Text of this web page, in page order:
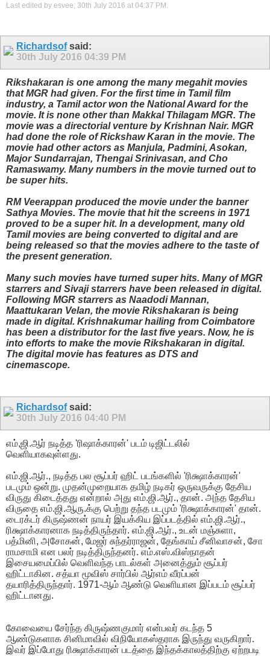
Last edited by esvee; 30th July 2016 at 04:37 PM .
Richardsofsaid:
30th July 2016 04:39 PM
Rikshakaran is one among the many megahit movies
that MGR had given. For the first time in Tamil film
industry, a Tamil actor won the National Award for the
movie. It is none other than Makkal Thilagam MGR. The
movie was a directorial venture by Krishnan Nair. MGR
had done the role of Rickshaw Karan in the movie. The
movie had other actors as Manjula, Padmini, Asokan,
Major Sundarrajan, Thengai Srinivasan, and Cho
Ramaswamy. Many numbers in the movie turned out to
be super hits.
RM Veerappan produced the movie under the banner
Sathya Movies. The movie that hit the screens in 1971
proved to be a super hit. In a development, many old
Tamil movies are being converted to digital and are
being released so that the movies adhere to the taste of
the present generation.
Many such movies have turned super hits. Many of MGR
starrers and Sivaji starrers have been released in digital.
Following MGR starrers as Naadodi Mannan,
Maattukaran Velan, the movie Rikshakaran is being
made in digital. Krishnakumar hailing from Coimbatore
has been a distributor for the last five years. Now, he is
into efforts to make the movie Rikshakaran in digital.
The digital movie has features as DTS and
cinemascope.
Richardsofsaid:
30th July 2016 04:40 PM
எம்,ஜி.ஆர் நடித்த 'ரிஷாக்காரன்' படம் டிஜிட்டலில்
வெளியாகவுள்ளது.
எம்.ஜி.ஆர்., நடித்த பல சூப்பர் ஹிட் படங்களில் 'ரிக்ஷாக்காரன்'
படமும் ஒன்று. முதன்முறையாக தமிழ் நடிகர் ஒருவருக்கு தேசிய
விருது கிடைத்தது என்றால் அது எம்.ஜி.ஆர்., தான். அந்த தேசிய
விருதை எம்.ஜி.ஆரு.க்கு பெற்று தந்த படமும் 'ரிக்ஷாக்காரன்' தான்.
டைரக்டர் கிருஷ்ணன் நாயர் இயக்கிய இப்படத்தில் எம்.ஜி.ஆர்.,
ரிக்ஷாக்காரனாக நடித்திருந்தார். எம்.ஜி.ஆர்., உடன் மஞ்சுளா,
பத்மினி, அசோகன், மேஜர் சுந்தர்ராஜன், தேங்காய் சீனிவாசன், சோ
ராமசாமி என பலர் நடித்திருந்தனர். எம்.எஸ்.விஸ்நாதன்
இசையமைப்பில் வெளிவந்த பாடல்கள் அனைத்தும் சூப்பர்
ஹிட்டாகின. சத்யா மூவிஸ் சார்பில் ஆர்எம் வீரப்பன்
தயாரித்திருந்தார். 1971-ஆம் ஆண்டு வெளியான இப்படம் சூப்பர்
ஹிட்டானது.
கோவையை சேர்ந்த கிருஷ்ணகுமார் என்பவர் கடந்த 5
ஆண்டுகளாக சினிமாவில் விநியோகஸ்தராக இருந்து வருகிறார்.
இவர் இப்போது ரிக்ஷாக்காரன் படத்தை இந்தக்காலத்திற்கு ஏற்றபடி